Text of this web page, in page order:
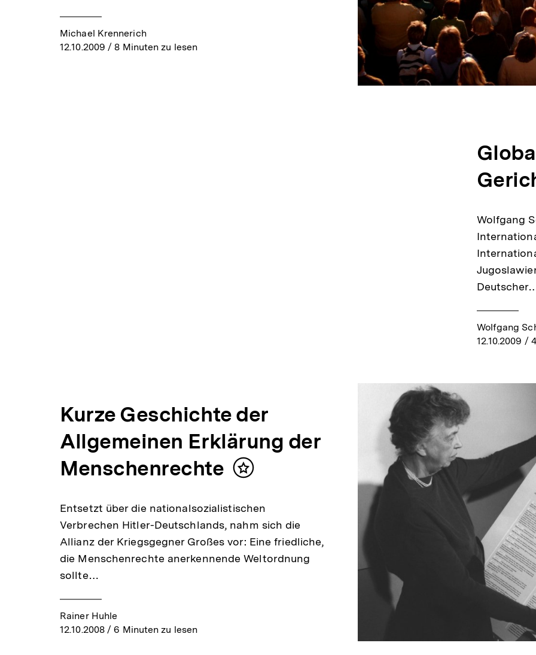
Michael Krennerich
12.10.2009 / 8 Minuten zu lesen
Wolfgang
Wolfgang
12.10.2009 /
Kurze Geschichte der
Allgemeinen Erklärung der
Menschenrechte
Inhalt
Entsetzt über die nationalsozialistischen
Verbrechen Hitler-Deutschlands, nahm sich die
Allianz der Kriegsgegner Großes vor: Eine friedliche,
die Menschenrechte anerkennende Weltordnung
sollte…
Rainer Huhle
12.10.2008 / 6 Minuten zu lesen